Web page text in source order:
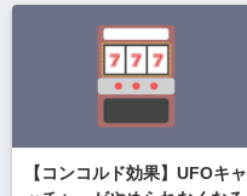
【コンコルド効果】UFOキャ